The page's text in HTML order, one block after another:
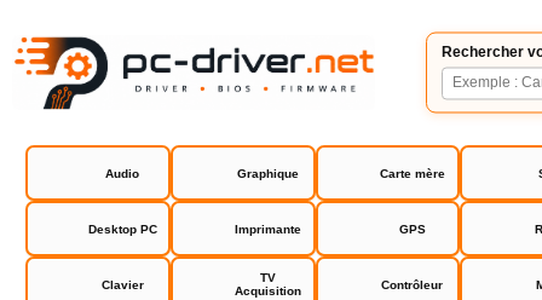
Rechercher
Audio Graphique Carte mère
Desktop PC Imprimante GPS
Clavier
TV
Acquisition
Contrôleur